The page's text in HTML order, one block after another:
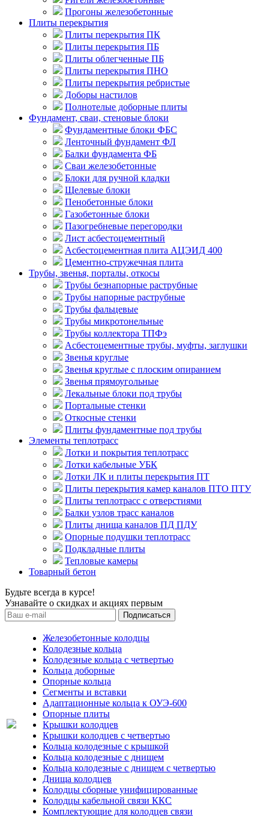
Прогоны железобетонные
Плиты перекрытия
Плиты перекрытия ПК
Плиты перекрытия ПБ
Плиты облегченные ПБ
Плиты перекрытия ПНО
Плиты перекрытия ребристые
Доборы настилов
Полнотелые доборные плиты
Фундамент, сваи, стеновые блоки
Фундаментные блоки ФБС
Ленточный фундамент ФЛ
Балки фундамента ФБ
Сваи железобетонные
Блоки для ручной кладки
Щелевые блоки
Пенобетонные блоки
Газобетонные блоки
Пазогребневые перегородки
Лист асбестоцементный
Асбестоцементная плита АЦЭИД 400
Цементно-стружечная плита
Трубы, звенья, порталы, откосы
Трубы безнапорные раструбные
Трубы напорные раструбные
Трубы фальцевые
Трубы микротонельные
Трубы коллектора ТПФэ
Асбестоцементные трубы, муфты, заглушки
Звенья круглые
Звенья круглые с плоским опиранием
Звенья прямоугольные
Лекальные блоки под трубы
Портальные стенки
Откосные стенки
Плиты фундаментные под трубы
Элементы теплотрасс
Лотки и покрытия теплотрасс
Лотки кабельные УБК
Лотки ЛК и плиты перекрытия ПТ
Плиты перекрытия камер каналов ПТО ПТУ
Плиты теплотрасс с отверстиями
Балки узлов трасс каналов
Плиты днища каналов ПД ПДУ
Опорные подушки теплотрасс
Подкладные плиты
Тепловые камеры
Товарный бетон
Будьте всегда в курсе!
Узнавайте о скидках и акциях первым
Железобетонные колодцы
Колодезные кольца
Колодезные кольца с четвертью
Кольца доборные
Опорные кольца
Сегменты и вставки
Адаптационные кольца к ОУЭ-600
Опорные плиты
Крышки колодцев
Крышки колодцев с четвертью
Кольца колодезные с крышкой
Кольца колодезные с днищем
Кольца колодезные с днищем с четвертью
Днища колодцев
Колодцы сборные унифицированные
Колодцы кабельной связи ККС
Комплектующие для колодцев связи